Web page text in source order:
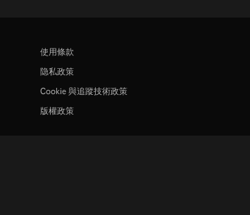
使用條款
隐私政策
Cookie 與追蹤技術政策
版權政策